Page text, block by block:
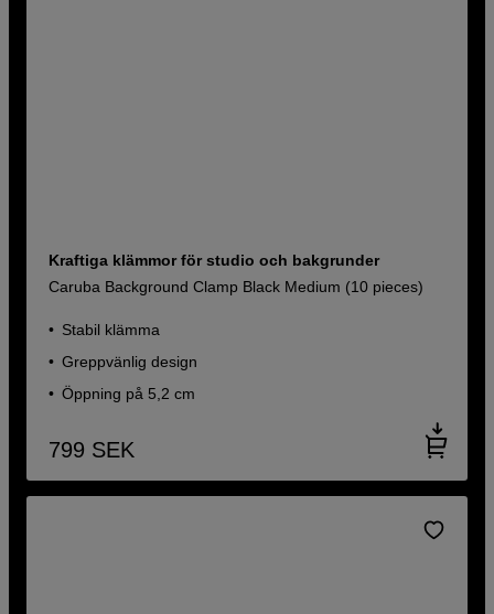
Kraftiga klämmor för studio och bakgrunder
Caruba Background Clamp Black Medium (10 pieces)
Stabil klämma
Greppvänlig design
Öppning på 5,2 cm
799 SEK